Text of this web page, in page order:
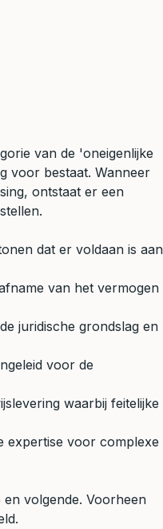
van de 'oneigenlijke
voor bestaat. Wanneer
ontstaat er een
dat er voldaan is aan
van het vermogen
juridische grondslag en
voor de
waarbij feitelijke
expertise voor complexe
volgende. Voorheen